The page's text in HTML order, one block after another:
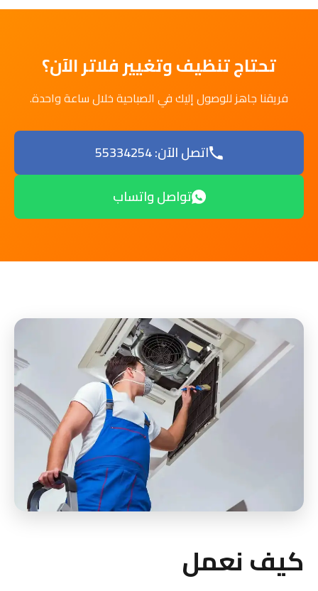
تحتاج تنظيف وتغيير فلاتر الآن؟
فريقنا جاهز للوصول إليك في الصباحية خلال ساعة واحدة.
اتصل الآن: 55334254
تواصل واتساب
كيف نعمل